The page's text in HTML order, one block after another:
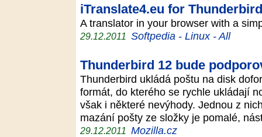
iTranslate4.eu for
A translator in your browser with a
29.12.2011 Softpedia - Linux - All
Thunderbird 12 bude
Thunderbird ukládá poštu na disk
formát, do kterého se rychle ukládají
však i některé nevýhody. Jednou z
mazání pošty ze složky je pomalé,
29.12.2011 Mozilla.cz